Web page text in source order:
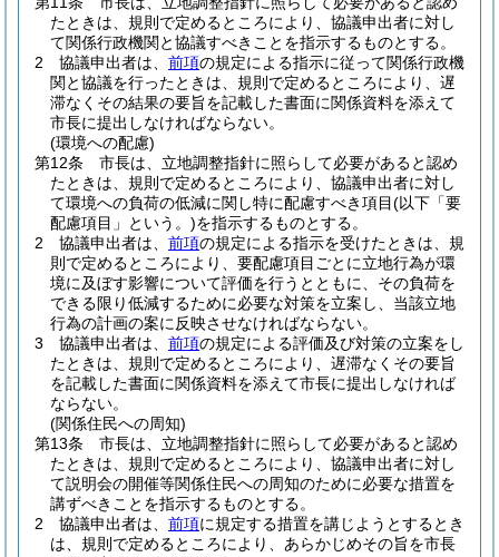
たときは、規則で定めるところにより、協議申出者に対し
て関係行政機関と協議すべきことを指示するものとする。
2
協議申出者は、 前項の規定による指示に従って関係行政機
関と協議を行ったときは、規則で定めるところにより、遅
滞なくその結果の要旨を記載した書面に関係資料を添えて
市長に提出しなければならない。
(環境への配慮)
第12条
市長は、立地調整指針に照らして必要があると認め
たときは、規則で定めるところにより、協議申出者に対し
て環境への負荷の低減に関し特に配慮すべき項目(以下「要
配慮項目」という。)を指示するものとする。
2
協議申出者は、 前項の規定による指示を受けたときは、規
則で定めるところにより、要配慮項目ごとに立地行為が環
境に及ぼす影響について評価を行うとともに、その負荷を
できる限り低減するために必要な対策を立案し、当該立地
行為の計画の案に反映させなければならない。
3
協議申出者は、 前項の規定による評価及び対策の立案をし
たときは、規則で定めるところにより、遅滞なくその要旨
を記載した書面に関係資料を添えて市長に提出しなければ
ならない。
(関係住民への周知)
第13条
市長は、立地調整指針に照らして必要があると認め
たときは、規則で定めるところにより、協議申出者に対し
て説明会の開催等関係住民への周知のために必要な措置を
講ずべきことを指示するものとする。
2
協議申出者は、 前項に規定する措置を講じようとするとき
は、規則で定めるところにより、あらかじめその旨を市長